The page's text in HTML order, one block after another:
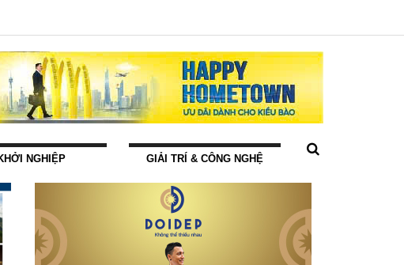
NGHIỆP GIẢI TRÍ & CÔNG NGHỆ